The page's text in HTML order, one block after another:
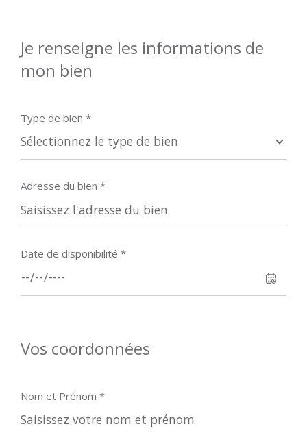
Je renseigne les informations de
mon bien
Type de bien *
Sélectionnez le type de bien
Adresse du bien *
Date de disponibilité *
Vos coordonnées
Nom et Prénom *